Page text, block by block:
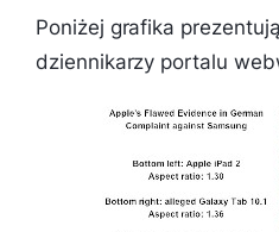
Poniżej grafika
dziennikarzy portalu